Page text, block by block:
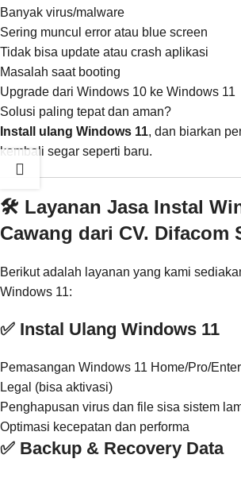
Banyak virus/malware
Sering muncul error atau blue screen
Tidak bisa update atau crash aplikasi
Masalah saat booting
Upgrade dari Windows 10 ke Windows 11
Solusi paling tepat dan aman?
Install ulang Windows 11, dan biarkan
kembali segar seperti baru.
🛠️ Layanan Jasa Instal
Cawang dari CV. Difacom
Berikut adalah layanan yang kami
Windows 11:
✅ Instal Ulang Windows 11
Pemasangan Windows 11 Home/Pro/
Legal (bisa aktivasi)
Penghapusan virus dan file sisa sistem
Optimasi kecepatan dan performa
✅ Backup & Recovery Data